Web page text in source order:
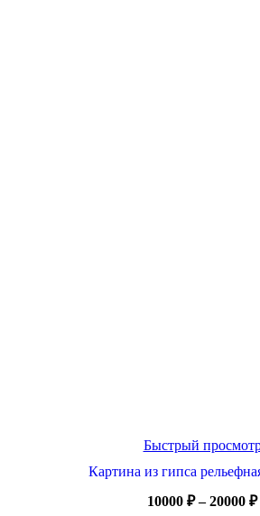
Быстрый
Картина из гипса
10000 ₽ – 20000 ₽